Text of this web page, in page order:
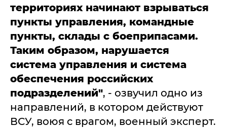
территориях начинают взрываться
пункты управления, командные
пункты, склады с боеприпасами.
Таким образом, нарушается
система управления и система
обеспечения российских
подразделений", - озвучил одно из
направлений, в котором действуют
ВСУ, воюя с врагом, военный эксперт.